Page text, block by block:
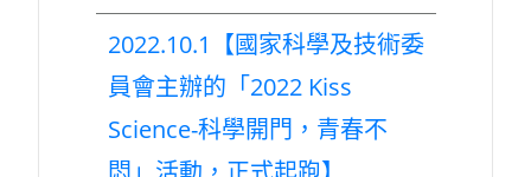
2022.10.1【國家科學及技術委
員會主辦的「2022 Kiss
Science-科學開門，青春不